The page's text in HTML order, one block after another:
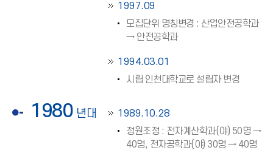
1997.09
모집단위 명칭변경 : 산업안전공학과
→ 안전공학과
1994.03.01
시립 인천대학교로 설립자 변경
1980 년대
1989.10.28
정원조정 : 전자계산학과(야) 50명 →
40명, 전자공학과(야) 30명 → 40명